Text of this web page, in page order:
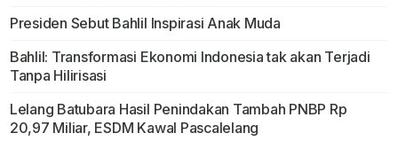
Presiden Sebut Bahlil Inspirasi Anak Muda
Bahlil: Transformasi Ekonomi Indonesia tak akan Terjadi
Tanpa Hilirisasi
Lelang Batubara Hasil Penindakan Tambah PNBP Rp
20,97 Miliar, ESDM Kawal Pascalelang